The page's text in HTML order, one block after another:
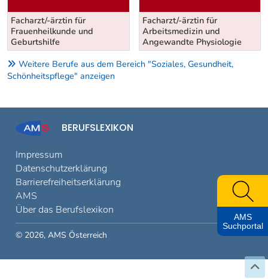
Weitere Berufe aus dem Bereich "Soziales, Gesundheit,
Schönheitspflege" anzeigen
Datenschutzerklärung
AMS
Über das Berufslexikon
© 2026, AMS Österreich
AMS
Suchportal